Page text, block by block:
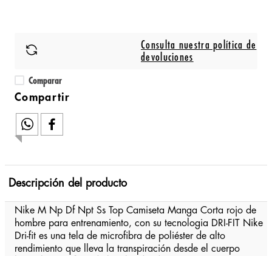
Consulta nuestra política de
devoluciones
Comparar
Descripción del producto
Nike M Np Df Npt Ss Top Camiseta Manga Corta rojo de
hombre para entrenamiento, con su tecnologia DRI-FIT Nike
Dri-fit es una tela de microfibra de poliéster de alto
rendimiento que lleva la transpiración desde el cuerpo